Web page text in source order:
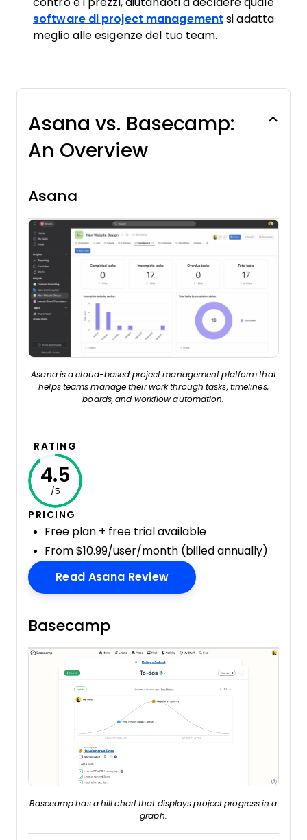
contro e i prezzi, aiutandoti a decidere quale
software di project management si adatta
meglio alle esigenze del tuo team.
Asana vs. Basecamp:
An Overview
Asana
Asana is a cloud-based project management platform that
helps teams manage their work through tasks, timelines,
boards, and workflow automation.
RATING
4.5
/5
PRICING
Free plan + free trial available
From $10.99/user/month (billed annually)
Read Asana ReviewOpens New Window
Basecamp
Basecamp has a hill chart that displays project progress in a
graph.